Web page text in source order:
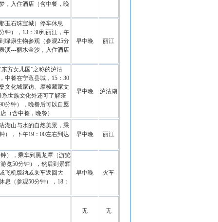
，入住酒店（含中餐，晚
玉石珠宝城）停车休息
钟），13：30到丽江，午
绿康生物参观（参观25分
演---丽水金沙，入住酒店
早中晚 丽江
方女儿国”之称的泸沽
中餐在宁蒗县城，15：30
文化城家访、摩梭藏家文
世族文化外还可了解茶
分钟），晚餐后可以自愿
（含中餐，晚餐）
早中晚 泸沽湖
湖山与水的自然美景，乘
），下午19：00左右到达
早中晚 丽江
），乘车到黑龙潭（游览
览50分钟），然后到景辉
飞机版纳或乘车返回 大
息（参观50分钟），18：
早中晚 火车
无 无